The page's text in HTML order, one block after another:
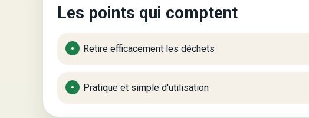
Les points qui comptent
Retire efficacement les déchets
Pratique et simple d'utilisation